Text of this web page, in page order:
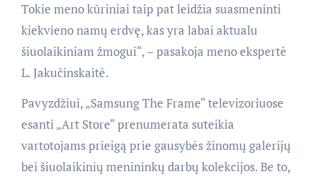
Tokie meno kūriniai taip pat leidžia suasmeninti
kiekvieno namų erdvę, kas yra labai aktualu
šiuolaikiniam žmogui“, – pasakoja meno ekspertė
L. Jakučinskaitė.
Pavyzdžiui, „Samsung The Frame“ televizoriuose
esanti „Art Store“ prenumerata suteikia
vartotojams prieigą prie gausybės žinomų galerijų
bei šiuolaikinių menininkų darbų kolekcijos. Be to,